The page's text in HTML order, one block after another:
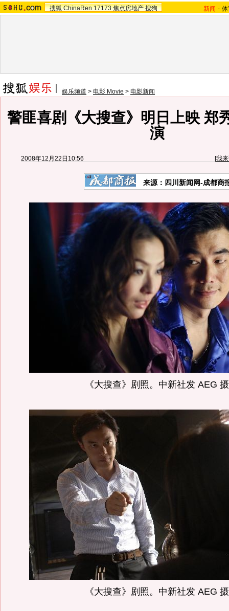
搜狐 ChinaRen 17173 焦点房地产 搜狗 新闻 -
娱乐频道 > 电影 Movie > 电影新闻
警匪喜剧《大搜查》明日上映 郑
演
2008年12月22日10:56 [我
来源：四川新闻网-成都商
《大搜查》剧照。中新社发 AEG 摄
《大搜查》剧照。中新社发 AEG 摄